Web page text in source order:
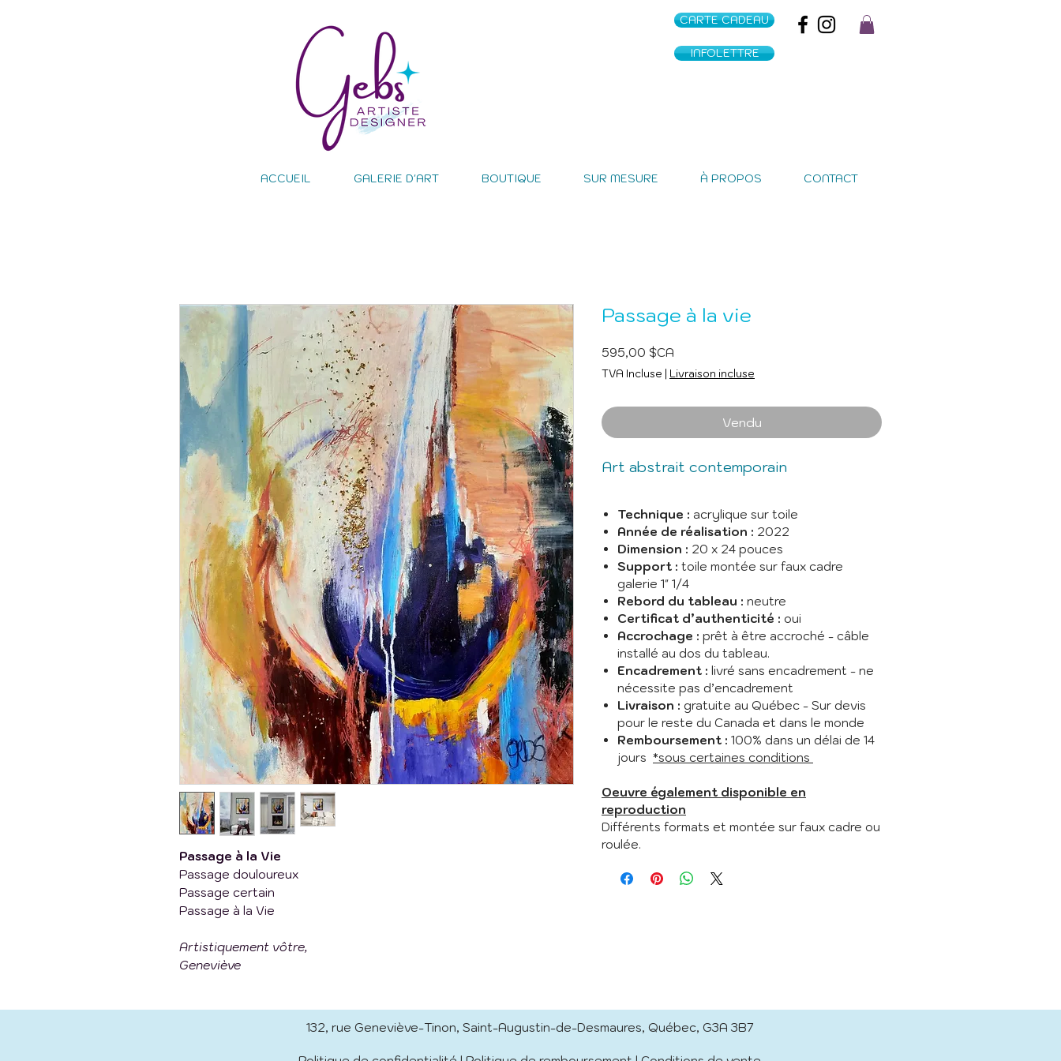
CARTE CADEAU
ACCUEIL GALERIE D'ART BOUTIQUE SUR MESURE À PROPOS CONTACT
INFOLETTRE
Passage à la Vie
Passage douloureux
Passage certain
Passage à la Vie
Artistiquement vôtre,
Geneviève
Passage à la vie
595,00 $CA
TVA Incluse | Livraison incluse
Vendu
Art abstrait contemporain
Technique : acrylique sur toile
Année de réalisation : 2022
Dimension : 20 x 24 pouces
Support : toile montée sur faux cadre
galerie 1" 1/4
Rebord du tableau : neutre
Certificat d’authenticité : oui
Accrochage : prêt à être accroché - câble
installé au dos du tableau.
Encadrement : livré sans encadrement - ne
nécessite pas d’encadrement
Livraison : gratuite au Québec - Sur devis
pour le reste du Canada et dans le monde
Remboursement : 100% dans un délai de 14
jours *sous certaines conditions
Oeuvre également disponible en
reproduction
Différents formats et montée sur faux cadre ou
roulée.
132, rue Geneviève-Tinon, Saint-Augustin-de-Desmaures, Québec, G3A 3B7